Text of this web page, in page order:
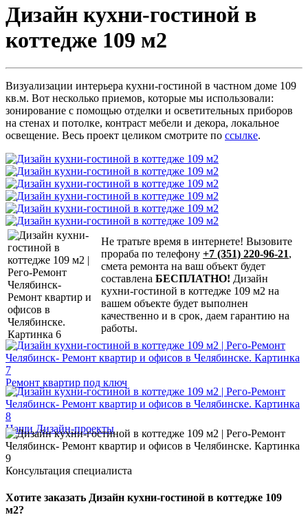
Дизайн кухни-гостиной в
коттедже 109 м2
Визуализации интерьера кухни-гостиной в частном доме 109
кв.м. Вот несколько приемов, которые мы использовали:
зонирование с помощью отделки и осветительных приборов
на стенах и потолке, контраст мебели и декора, локальное
освещение. Весь проект целиком смотрите по ссылке.
Не тратьте время в интернете! Вызовите
прораба по телефону +7 (351) 220-96-21,
смета ремонта на ваш объект будет
составлена БЕСПЛАТНО! Дизайн
кухни-гостиной в коттедже 109 м2 на
вашем объекте будет выполнен
качественно и в срок, даем гарантию на
работы.
Ремонт квартир под ключ
Наши Дизайн-проекты
Консультация специалиста
Хотите заказать Дизайн кухни-гостиной в коттедже 109
м2?